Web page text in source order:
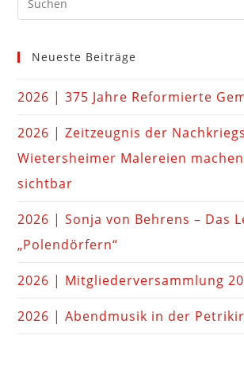
Neueste Beiträge
2026 | 375 Jahre Reformierte
2026 | Zeitzeugnis der
Wietersheimer Malereien
sichtbar
2026 | Sonja von Behrens – Das
„Polendörfern“
2026 | Mitgliederversammlung
2026 | Abendmusik in der